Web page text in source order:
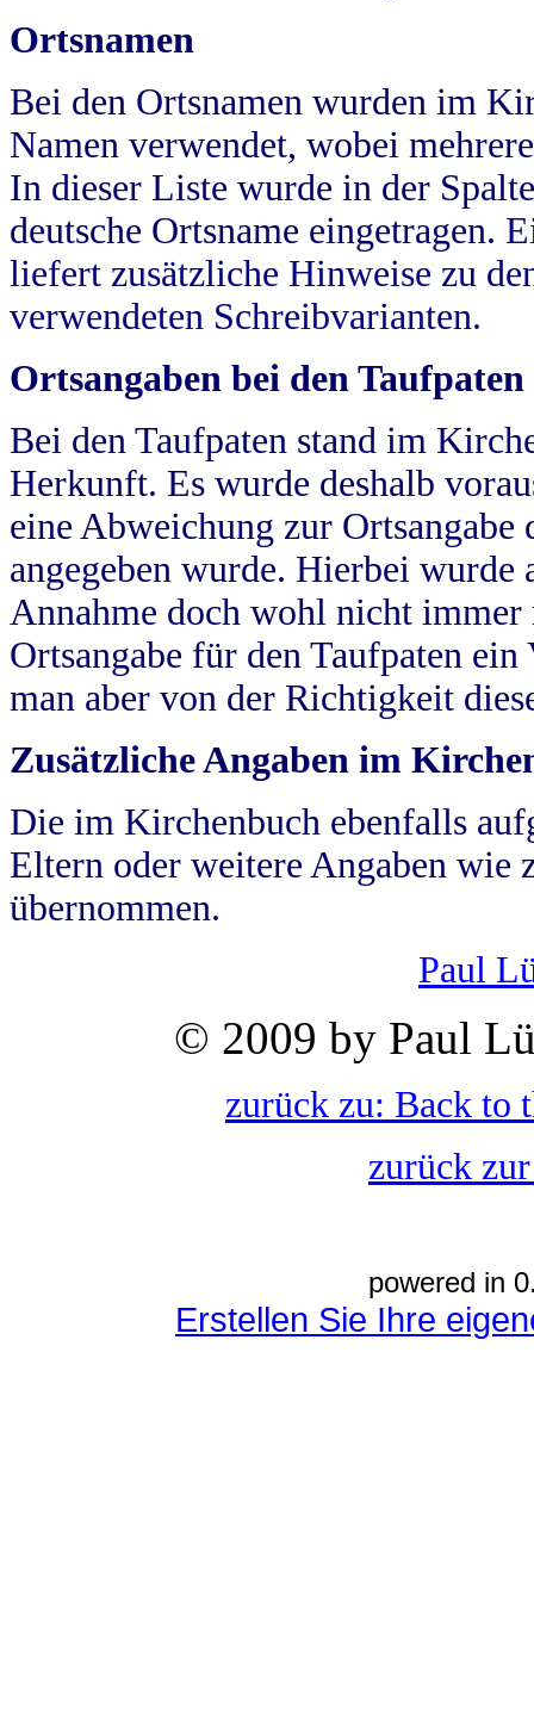
Ortsnamen
Bei den Ortsnamen wurden im
Namen verwendet, wobei
In dieser Liste wurde in der
deutsche Ortsname eingetragen.
liefert zusätzliche Hinweise zu
verwendeten Schreibvarianten.
Ortsangaben bei den Taufpaten
Bei den Taufpaten stand im
Herkunft. Es wurde deshalb
eine Abweichung zur
angegeben wurde. Hierbei wurde
Annahme doch wohl nicht
Ortsangabe für den Taufpaten
man aber von der Richtigkeit
Zusätzliche Angaben im
Die im Kirchenbuch ebenfalls
Eltern oder weitere Angaben wie
übernommen.
Paul
© 2009 by Paul
zurück zu: Back to
zurück
powered in
Erstellen Sie Ihre